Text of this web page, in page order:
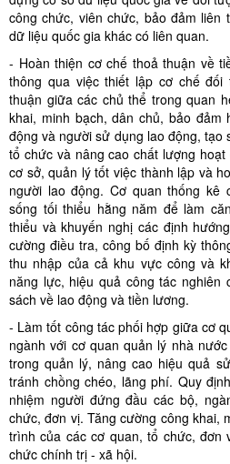
công chức, viên chức, bảo đảm liên
dữ liệu quốc gia khác có liên quan.
- Hoàn thiện cơ chế thoả thuận về
thông qua việc thiết lập cơ chế
thuận giữa các chủ thể trong quan
khai, minh bạch, dân chủ, bảo
động và người sử dụng lao động, tạo
tổ chức và nâng cao chất lượng
cơ sở, quản lý tốt việc thành lập và
người lao động. Cơ quan thống kê
sống tối thiểu hằng năm để làm
thiểu và khuyến nghị các định
cường điều tra, công bố định kỳ
thu nhập của cả khu vực công và
năng lực, hiệu quả công tác
sách về lao động và tiền lương.
- Làm tốt công tác phối hợp giữa cơ
ngành với cơ quan quản lý nhà
trong quản lý, nâng cao hiệu quả
tránh chồng chéo, lãng phí. Quy
nhiệm người đứng đầu các bộ,
chức, đơn vị. Tăng cường công khai,
trình của các cơ quan, tổ chức, đơn
chức chính trị - xã hội.